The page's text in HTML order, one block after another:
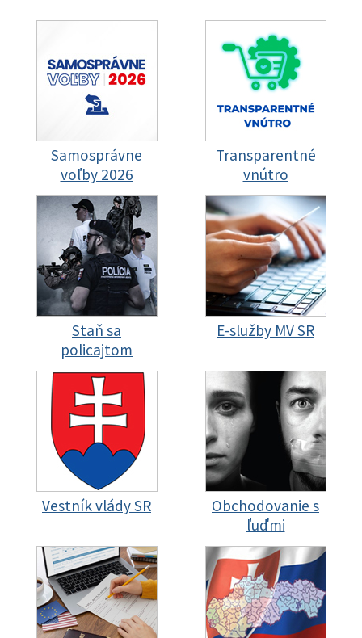
Samosprávne
voľby 2026
Transparentné
vnútro
Staň sa
policajtom
E-služby MV SR
Vestník vlády SR
Obchodovanie s
ľuďmi